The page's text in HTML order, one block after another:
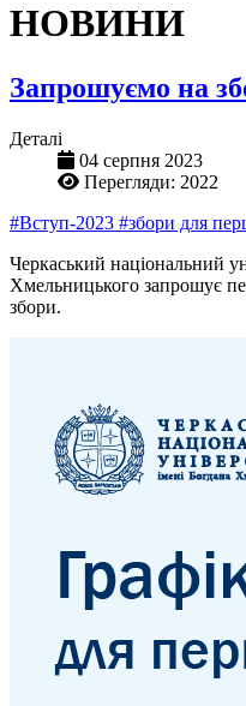
НОВИНИ
Запрошуємо на
Деталі
04 серпня 2023
Перегляди: 2022
#Вступ-2023 #збори для
Черкаський національний
Хмельницького запрошує
збори.